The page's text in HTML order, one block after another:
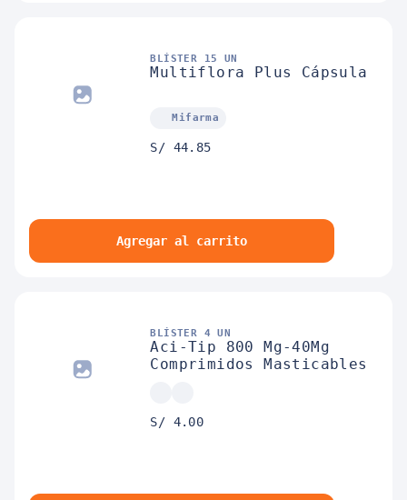
BLÍSTER 15 UN
Multiflora Plus Cápsula
Mifarma
S/ 44.85
Agregar al carrito
BLÍSTER 4 UN
Aci-Tip 800 Mg-40Mg
Comprimidos Masticables
S/ 4.00